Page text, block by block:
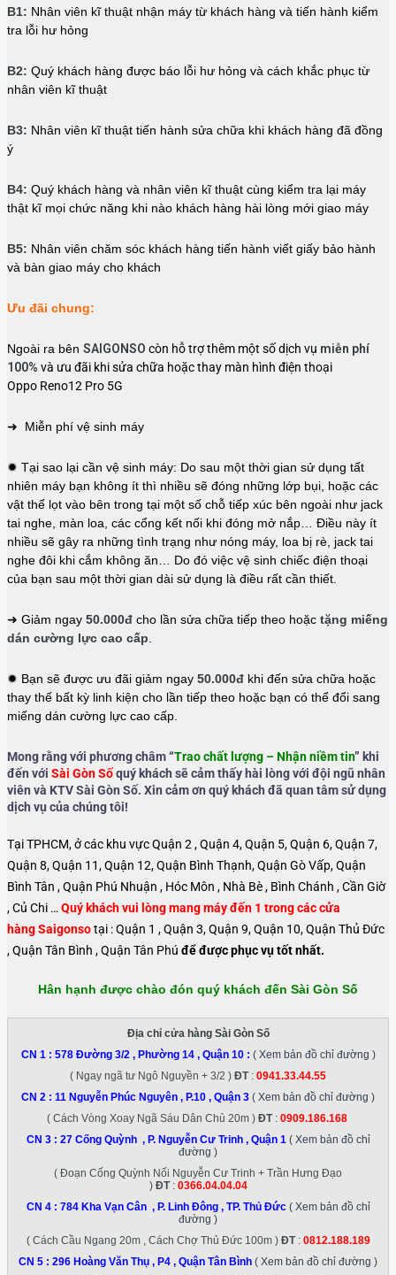
B1: Nhân viên kĩ thuật nhận máy từ khách hàng và tiến hành kiểm
tra lỗi hư hỏng
B2: Quý khách hàng được báo lỗi hư hỏng và cách khắc phục từ
nhân viên kĩ thuật
B3: Nhân viên kĩ thuật tiến hành sửa chữa khi khách hàng đã đồng
ý
B4: Quý khách hàng và nhân viên kĩ thuật cùng kiểm tra lại máy
thật kĩ mọi chức năng khi nào khách hàng hài lòng mới giao máy
B5: Nhân viên chăm sóc khách hàng tiến hành viết giấy bảo hành
và bàn giao máy cho khách
Ưu đãi chung:
Ngoài ra bên SAIGONSO còn hỗ trợ thêm một số dịch vụ miễn phí
100% và ưu đãi khi sửa chữa hoặc thay màn hình điện thoại
Oppo Reno12 Pro 5G
➜ Miễn phí vệ sinh máy
✹ Tại sao lại cần vệ sinh máy: Do sau một thời gian sử dụng tất
nhiên máy bạn không ít thì nhiều sẽ đóng những lớp bụi, hoặc các
vật thể lọt vào bên trong tại một số chỗ tiếp xúc bên ngoài như jack
tai nghe, màn loa, các cổng kết nối khi đóng mở nắp… Điều này ít
nhiều sẽ gây ra những tình trạng như nóng máy, loa bị rè, jack tai
nghe đôi khi cắm không ăn… Do đó việc vệ sinh chiếc điện thoại
của bạn sau một thời gian dài sử dụng là điều rất cần thiết.
➜ Giảm ngay 50.000đ cho lần sửa chữa tiếp theo hoặc tặng miếng
dán cường lực cao cấp
✹ Bạn sẽ được ưu đãi giảm ngay 50.000đ khi đến sửa chữa hoặc
thay thế bất kỳ linh kiện cho lần tiếp theo hoặc bạn có thể đổi sang
miếng dán cường lực cao cấp.
Mong rằng với phương châm “Trao chất lượng – Nhận niềm tin” khi
đến với Sài Gòn Sốquý khách sẽ cảm thấy hài lòng với đội ngũ nhân
viên và KTV Sài Gòn Số. Xin cảm ơn quý khách đã quan tâm sử dụng
dịch vụ của chúng tôi!
Tại TPHCM, ở các khu vực Quận 2 , Quận 4, Quận 5, Quận 6, Quận 7,
Quận 8, Quận 11, Quận 12, Quận Bình Thạnh, Quận Gò Vấp, Quận
Bình Tân , Quận Phú Nhuận , Hóc Môn , Nhà Bè , Bình Chánh , Cần Giờ
, Củ Chi … Quý khách vui lòng mang máy đến 1 trong các cửa
hàng Saigonsotại : Quận 1 , Quận 3, Quận 9, Quận 10, Quận Thủ Đức
, Quận Tân Bình , Quận Tân Phú để được phục vụ tốt nhất.
Hân hạnh được chào đón quý khách đến Sài Gòn Số
Địa chỉ cửa hàng Sài Gòn Số
CN 1 : 578 Đường 3/2 , Phường 14 , Quận 10: ( Xem bản đồ chỉ đường )
( Ngay ngã tư Ngô Nguyền + 3/2 ) ĐT: 0941.33.44.55
CN 2 : 11 Nguyễn Phúc Nguyên , P.10 , Quận 3 ( Xem bản đồ chỉ đường )
( Cách Vòng Xoay Ngã Sáu Dân Chủ 20m ) ĐT: 0909.186.168
CN 3 : 27 Cống Quỳnh , P. Nguyễn Cư Trinh , Quận 1 ( Xem bản đồ chỉ
đường )
( Đoạn Cống Quỳnh Nối Nguyễn Cư Trinh + Trần Hưng Đạo
) ĐT: 0366.04.04.04
CN 4 : 784 Kha Vạn Cân , P. Linh Đông , TP. Thủ Đức( Xem bản đồ chỉ
đường )
( Cách Cầu Ngang 20m , Cách Chợ Thủ Đức 100m ) ĐT: 0812.188.189
CN 5 : 296 Hoàng Văn Thụ , P4 , Quận Tân Bình ( Xem bản đồ chỉ đường )